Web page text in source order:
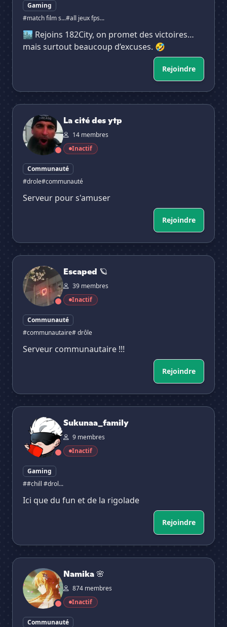
Gaming
#match film s...#all jeux fps...
🏙️ Rejoins 182City, on promet des victoires…
mais surtout beaucoup d’excuses. 🤣
Rejoindre
La cité des ytp
La cité des ytp
14 membres
Inactif
Communauté
#drole#communauté
Serveur pour s'amuser
Rejoindre
Escaped 🪐
Escaped 🪐
39 membres
Inactif
Communauté
#communautaire# drôle
Serveur communautaire !!!
Rejoindre
Sukunaa_family
Sukunaa_family
9 membres
Inactif
Gaming
##chill #drol...
Ici que du fun et de la rigolade
Rejoindre
Namika 🌸
Namika 🌸
874 membres
Inactif
Communauté